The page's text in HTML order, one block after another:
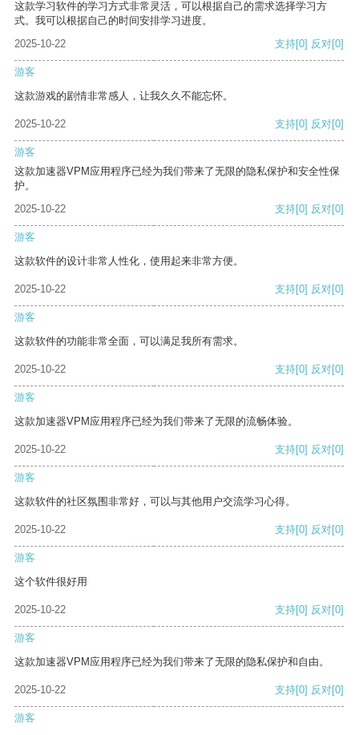
这款学习软件的学习方式非常灵活，可以根据自己的需求选择学习方
式。我可以根据自己的时间安排学习进度。
2025-10-22
支持[0] 反对[0]
游客
这款游戏的剧情非常感人，让我久久不能忘怀。
2025-10-22 支持[0] 反对[0]
游客
这款加速器VPM应用程序已经为我们带来了无限的隐私保护和安全性保
护。
2025-10-22
支持[0] 反对[0]
游客
这款软件的设计非常人性化，使用起来非常方便。
2025-10-22 支持[0] 反对[0]
游客
这款软件的功能非常全面，可以满足我所有需求。
2025-10-22 支持[0] 反对[0]
游客
这款加速器VPM应用程序已经为我们带来了无限的流畅体验。
2025-10-22 支持[0] 反对[0]
游客
这款软件的社区氛围非常好，可以与其他用户交流学习心得。
2025-10-22 支持[0] 反对[0]
游客
这个软件很好用
2025-10-22 支持[0] 反对[0]
游客
这款加速器VPM应用程序已经为我们带来了无限的隐私保护和自由。
2025-10-22 支持[0] 反对[0]
游客